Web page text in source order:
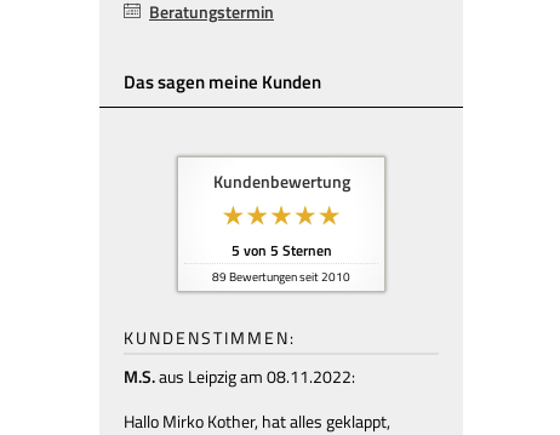
Beratungstermin
Das sagen meine Kunden
Kundenbewertung
5 von 5 Sternen
89 Bewertungen seit 2010
KUNDENSTIMMEN:
M.S.aus Leipzigam 08.11.2022:
Hallo Mirko Kother, hat alles geklappt,